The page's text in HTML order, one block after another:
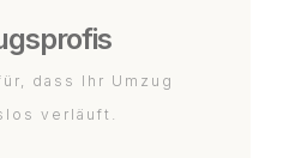
dass Ihr Umzug
verläuft.